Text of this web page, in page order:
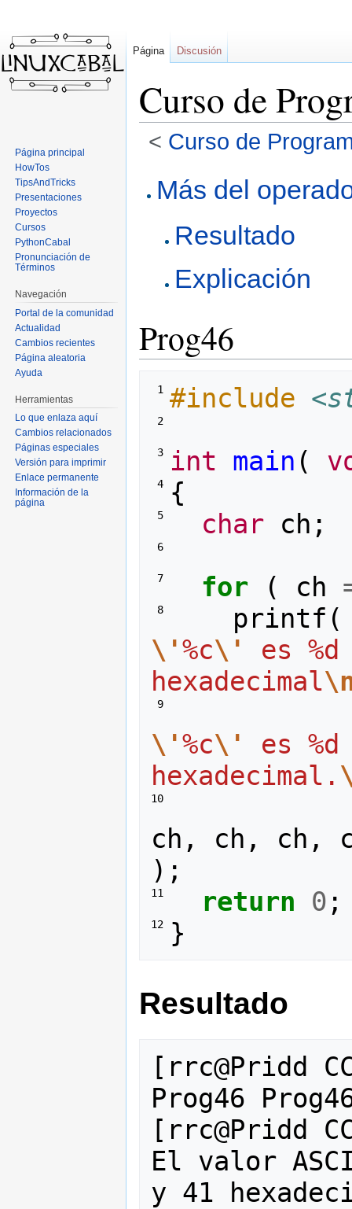
Curso de
< Curso de
navegación
búsqueda
Más del
Resultado
Explicación
Prog46
1 #include
2
3 int main (
4 {
5 char ch ;
6
7 for ( ch
8 printf (
\'%c\'
es
hexadecimal
9
\'%c\'
es
hexadecimal.
10
ch , ch , ch ,
);
11 return 0 ;
12 }
Resultado
[rrc@Pridd
Prog46
[rrc@Pridd
El valor
y 41
Página Discusión
Página principal
HowTos
TipsAndTricks
Presentaciones
Proyectos
Cursos
PythonCabal
Pronunciación de
Términos
Navegación
Portal de la comunidad
Actualidad
Cambios recientes
Página aleatoria
Ayuda
Herramientas
Lo que enlaza aquí
Cambios relacionados
Páginas especiales
Versión para imprimir
Enlace permanente
Información de la
página